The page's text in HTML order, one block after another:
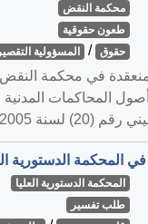
محكمة النقض
طعون حقوقية
حقوق / المسؤولية
2005م ال...
المحكمة الدستورية العليا
طلب تفسير